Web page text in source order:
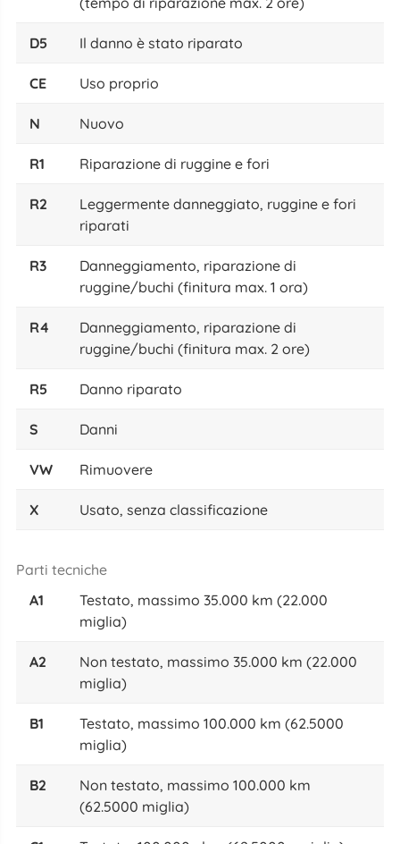
D5 Il danno è stato riparato
CE Uso proprio
N Nuovo
R1 Riparazione di ruggine e fori
R2
Leggermente danneggiato, ruggine e fori
riparati
R3
Danneggiamento, riparazione di
ruggine/buchi (finitura max. 1 ora)
R4
Danneggiamento, riparazione di
ruggine/buchi (finitura max. 2 ore)
R5 Danno riparato
S Danni
VW Rimuovere
X Usato, senza classificazione
Parti tecniche
A1
Testato, massimo 35.000 km (22.000
miglia)
A2
Non testato, massimo 35.000 km (22.000
miglia)
B1
Testato, massimo 100.000 km (62.5000
miglia)
B2
Non testato, massimo 100.000 km
(62.5000 miglia)